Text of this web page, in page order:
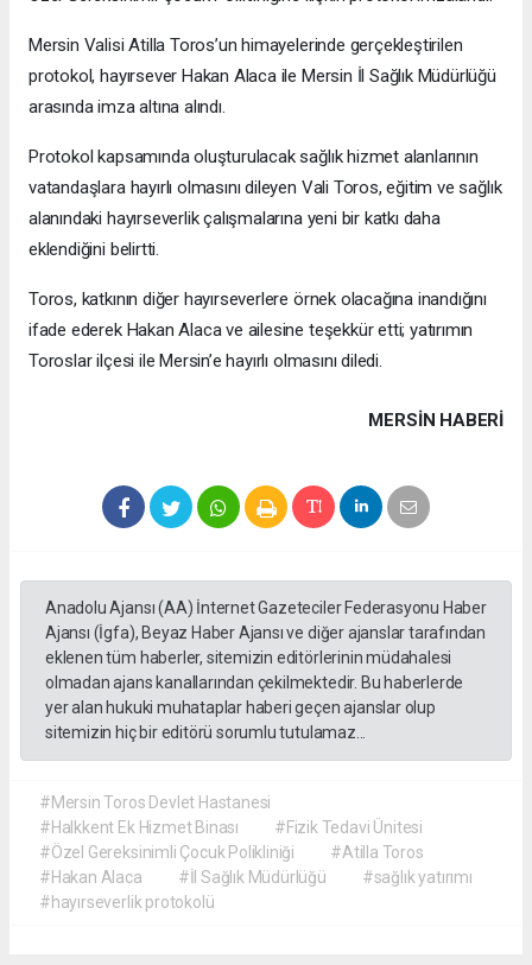
Mersin Valisi Atilla Toros’un himayelerinde gerçekleştirilen
protokol, hayırsever Hakan Alaca ile Mersin İl Sağlık Müdürlüğü
arasında imza altına alındı.
Protokol kapsamında oluşturulacak sağlık hizmet alanlarının
vatandaşlara hayırlı olmasını dileyen Vali Toros, eğitim ve sağlık
alanındaki hayırseverlik çalışmalarına yeni bir katkı daha
eklendiğini belirtti.
Toros, katkının diğer hayırseverlere örnek olacağına inandığını
ifade ederek Hakan Alaca ve ailesine teşekkür etti; yatırımın
Toroslar ilçesi ile Mersin’e hayırlı olmasını diledi.
MERSIN HABERİ
Anadolu Ajansı (AA) İnternet Gazeteciler Federasyonu Haber
Ajansı (İgfa), Beyaz Haber Ajansı ve diğer ajanslar tarafından
eklenen tüm haberler, sitemizin editörlerinin müdahalesi
olmadan ajans kanallarından çekilmektedir. Bu haberlerde
yer alan hukuki muhataplar haberi geçen ajanslar olup
sitemizin hiç bir editörü sorumlu tutulamaz...
#Mersin Toros Devlet Hastanesi
#Halkkent Ek Hizmet Binası
#Fizik Tedavi Ünitesi
#Özel Gereksinimli Çocuk Polikliniği
#Atilla Toros
#Hakan Alaca
#İl Sağlık Müdürlüğü
#sağlık yatırımı
#hayırseverlik protokolü